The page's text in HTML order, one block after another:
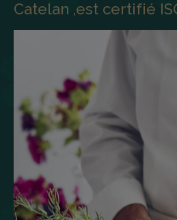
Catelan ,est certifié